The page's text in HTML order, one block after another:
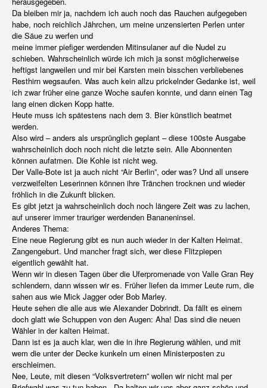
Da bleiben mir ja, nachdem ich auch noch das Rauchen aufgegeben
habe, noch reichlich Jährchen, um meine unzensierten Perlen unter
die Säue zu werfen und
meine immer piefiger werdenden Mitinsulaner auf die Nudel zu
schieben. Wahrscheinlich würde ich mich ja sonst möglicherweise
heftigst langweilen und mir bei Karsten mein bisschen verbliebenes
Resthirn wegsaufen. Was auch kein allzu prickelnder Gedanke ist, weil
ich zwar früher eine ganze Woche saufen konnte, und dann einen Tag
lang einen dicken Kopp hatte.
Heute muss ich spätestens nach dem 3. Bier künstlich beatmet
werden.
Also wird – anders als ursprünglich geplant – diese 100ste Ausgabe
wahrscheinlich doch noch nicht die letzte sein. Alle Abonnenten
können aufatmen. Die Kohle ist nicht weg.
Der Valle-Bote ist ja auch nicht “Air Berlin”, oder was? Und all unsere
verzweifelten Leserinnen können ihre Tränchen trocknen und wieder
fröhlich in die Zukunft blicken.
Es gibt jetzt ja wahrscheinlich doch noch längere Zeit was zu lachen,
auf unserer immer trauriger werdenden Bananeninsel.
Anderes Thema:
Eine neue Regierung gibt es nun auch wieder in der Kalten Heimat.
Zangengeburt. Und mancher fragt sich, wer diese Flitzpiepen
eigentlich gewählt hat.
Wenn wir in diesen Tagen über die Uferpromenade von Valle Gran Rey
schlendern, dann wissen wir es. Früher liefen da immer Leute rum, die
sahen aus wie Mick Jagger oder Bob Marley.
Heute sehen die alle aus wie Alexander Dobrindt. Da fällt es einem
doch glatt wie Schuppen von den Augen: Aha! Das sind die neuen
Wähler in der kalten Heimat.
Dann ist es ja auch klar, wen die in ihre Regierung wählen, und mit
wem die unter der Decke kunkeln um einen Ministerposten zu
erschleimen.
Nee, Leute, mit diesen “Volksvertretern” wollen wir nicht mal per